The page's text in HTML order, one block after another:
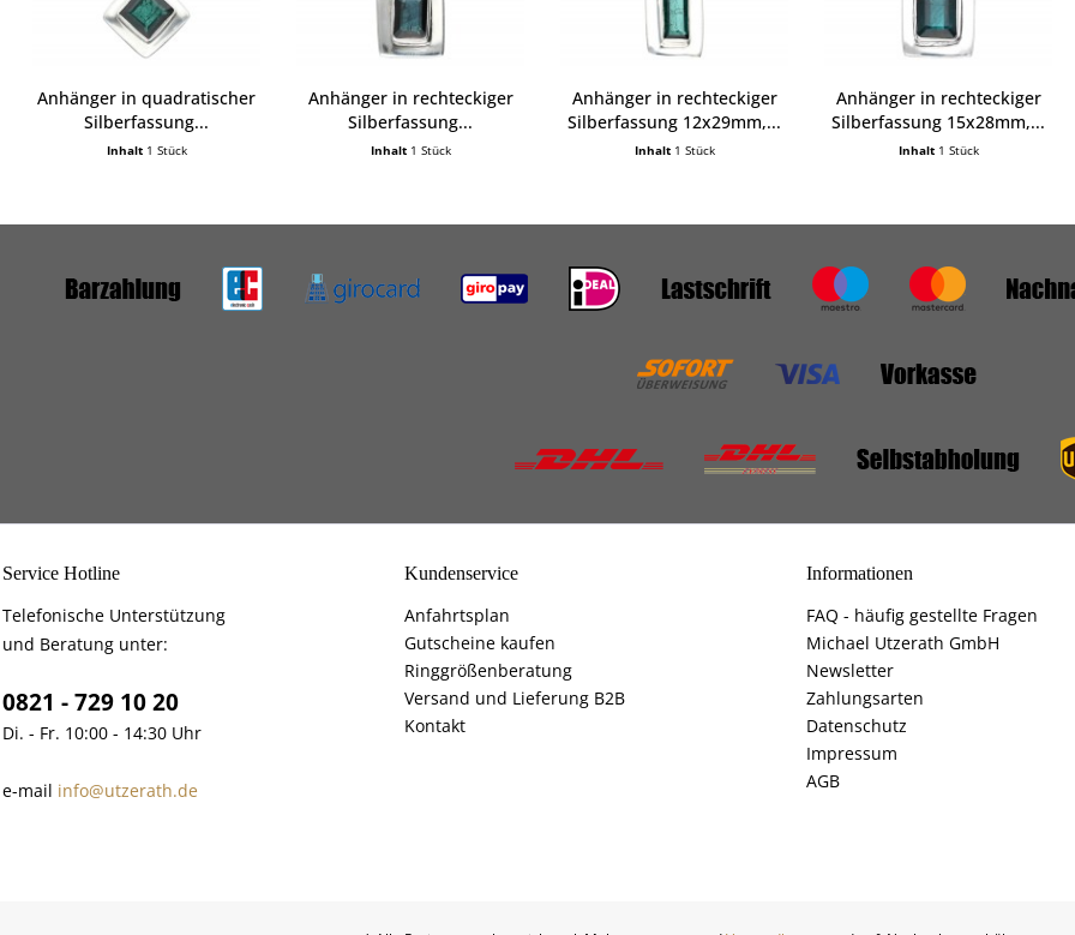
Anhänger in quadratischer
Silberfassung...
Inhalt 1 Stück
Anhänger in rechteckiger
Silberfassung...
Inhalt 1 Stück
Anhänger in rechteckiger
Silberfassung 12x29mm,...
Inhalt 1 Stück
Anhänger in rechteckiger
Silberfassung 15x28mm,...
Inhalt 1 Stück
Service Hotline
Telefonische Unterstützung
und Beratung unter:
0821 - 729 10 20
Di. - Fr. 10:00 - 14:30 Uhr
e-mail info@utzerath.de
Kundenservice
Anfahrtsplan
Gutscheine kaufen
Ringgrößenberatung
Versand und Lieferung B2B
Kontakt
Informationen
FAQ - häufig gestellte Fragen
Michael Utzerath GmbH
Newsletter
Zahlungsarten
Datenschutz
Impressum
AGB